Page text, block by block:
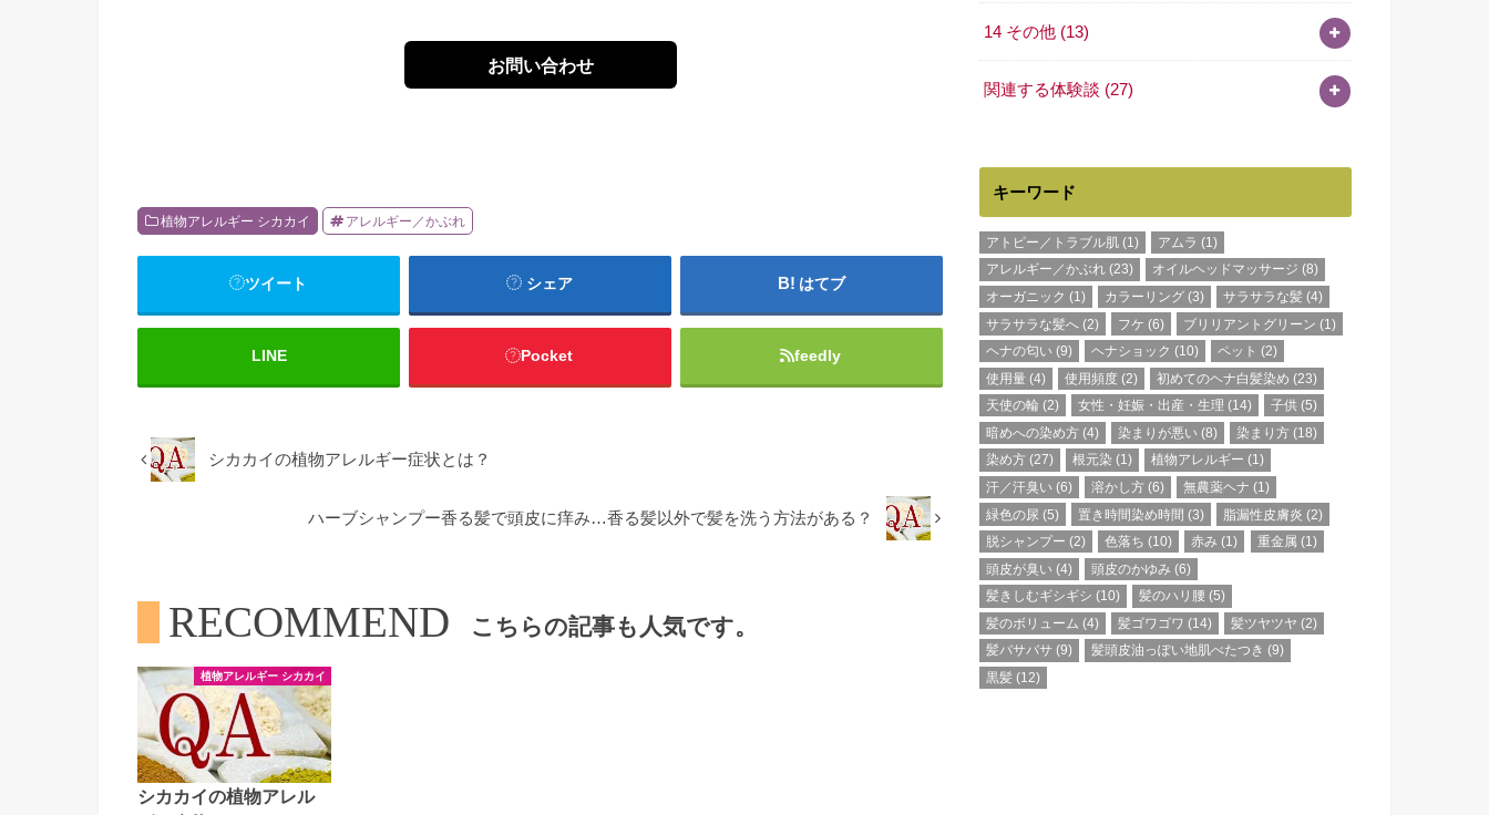
お問い合わせ
植物アレルギー シカカイ アレルギー／かぶれ
ツイート シェア はてブ
LINE Pocket feedly
シカカイの植物アレルギー症状とは？
ハーブシャンプー香る髪で頭皮に痒み…香る髪以外で髪を洗う方法がある？
RECOMMEND こちらの記事も人気です。
植物アレルギー シカカイ
シカカイの植物アレル
14 その他 (13)
関連する体験談 (27)
キーワード
アトピー／トラブル肌 (1) アムラ (1)
アレルギー／かぶれ (23) オイルヘッドマッサージ (8)
オーガニック (1) カラーリング (3) サラサラな髪 (4)
サラサラな髪へ (2) フケ (6) ブリリアントグリーン (1)
ヘナの匂い (9) ヘナショック (10) ペット (2)
使用量 (4) 使用頻度 (2) 初めてのヘナ白髪染め (23)
天使の輪 (2) 女性・妊娠・出産・生理 (14) 子供 (5)
暗めへの染め方 (4) 染まりが悪い (8) 染まり方 (18)
染め方 (27) 根元染 (1) 植物アレルギー (1)
汗／汗臭い (6) 溶かし方 (6) 無農薬ヘナ (1)
緑色の尿 (5) 置き時間染め時間 (3) 脂漏性皮膚炎 (2)
脱シャンプー (2) 色落ち (10) 赤み (1) 重金属 (1)
頭皮が臭い (4) 頭皮のかゆみ (6)
髪きしむギシギシ (10) 髪のハリ腰 (5)
髪のボリューム (4) 髪ゴワゴワ (14) 髪ツヤツヤ (2)
髪バサバサ (9) 髪頭皮油っぽい地肌べたつき (9)
黒髪 (12)